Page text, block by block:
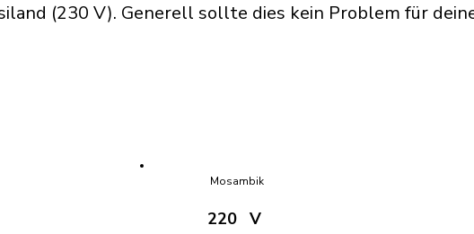
(230 V). Generell sollte dies kein Problem für
Mosambik
220 V